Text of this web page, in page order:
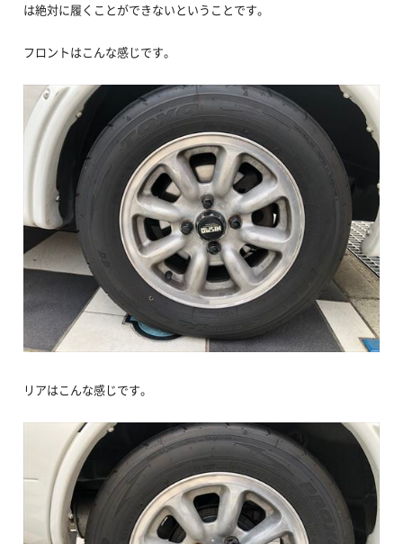
は絶対に履くことができないということです。
フロントはこんな感じです。
リアはこんな感じです。